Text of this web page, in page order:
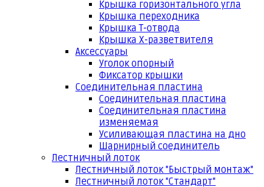
Крышка горизонтального угла
Крышка переходника
Крышка Т-отвода
Крышка Х-разветвителя
Аксессуары
Уголок опорный
Фиксатор крышки
Соединительная пластина
Соединительная пластина
Соединительная пластина
изменяемая
Усиливающая пластина на дно
Шарнирный соединитель
Лестничный лоток
Лестничный лоток "Быстрый монтаж"
Лестничный лоток "Стандарт"